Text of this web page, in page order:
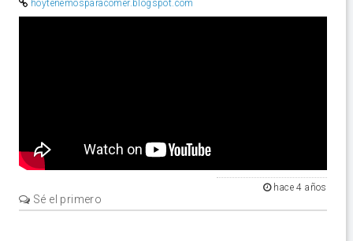
hoytenemosparacomer.blogspot.com
hace 4 años
Sé el primero